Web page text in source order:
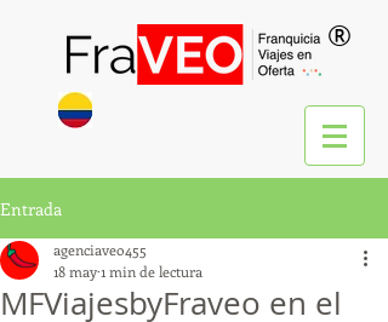
®
Entrada
MFViajesbyFraveo en el
agenciaveo455
18 may1 min de lectura